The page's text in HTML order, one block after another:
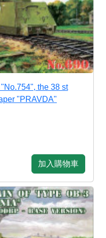
the 38 st
"PRAVDA"
加入購物車